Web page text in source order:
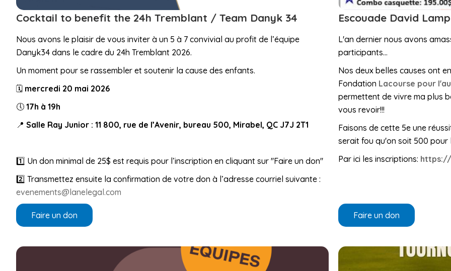
Cocktail to benefit the 24h Tremblant / Team Danyk 34
Nous avons le plaisir de vous inviter à un 5 à 7 convivial au profit de l’équipe
Danyk34 dans le cadre du 24h Tremblant 2026.
Un moment pour se rassembler et soutenir la cause des enfants.
🗓️ mercredi 20 mai 2026
🕔 17h à 19h
📍 Salle Ray Junior : 11 800, rue de l’Avenir, bureau 500, Mirabel, QC J7J 2T1
1️⃣ Un don minimal de 25$ est requis pour l’inscription en cliquant sur ''Faire un don''
2️⃣ Transmettez ensuite la confirmation de votre don à l’adresse courriel suivante :
evenements@lanelegal.com
Faire un don
Escouade David
L'an dernier nous avons
participants...
Nos deux belles causes ont
Fondation Lacourse pour
permettent de vivre ma plus
vous revoir!!!
Faisons de cette 5e une
serait fou qu'on soit 500 pour
Par ici les inscriptions:
Faire un don